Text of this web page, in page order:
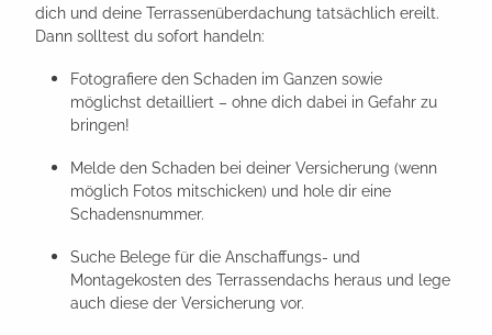
dich und deine Terrassenüberdachung tatsächlich ereilt.
Dann solltest du sofort handeln:
Fotografiere den Schaden im Ganzen sowie
möglichst detailliert – ohne dich dabei in Gefahr zu
bringen!
Melde den Schaden bei deiner Versicherung (wenn
möglich Fotos mitschicken) und hole dir eine
Schadensnummer.
Suche Belege für die Anschaffungs- und
Montagekosten des Terrassendachs heraus und lege
auch diese der Versicherung vor.